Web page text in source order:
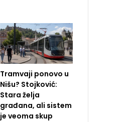
Tramvaji ponovo u
Nišu? Stojković:
Stara želja
građana, ali sistem
je veoma skup